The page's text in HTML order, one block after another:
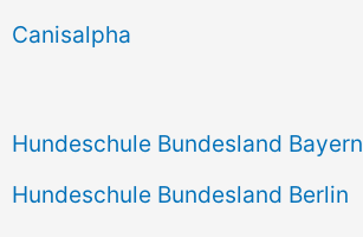
h
Canisalpha
Hundeschule Bundesland Bayern
Hundeschule Bundesland Berlin